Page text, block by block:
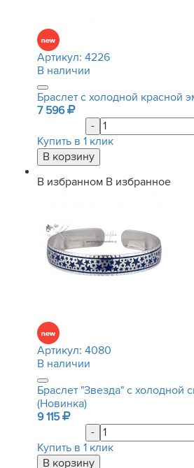
Артикул: 4226
В наличии
Браслет с холодной красной
7 596
-
Купить в 1 клик
В избранном В избранное
Артикул: 4080
В наличии
Браслет "Звезда" с холодной
(Новинка)
9 115
-
Купить в 1 клик